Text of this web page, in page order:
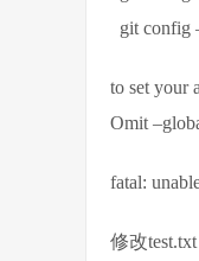
git config
to set your
Omit
fatal:
修改test.txt